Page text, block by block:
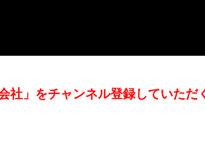
」をチャンネル登録していただ